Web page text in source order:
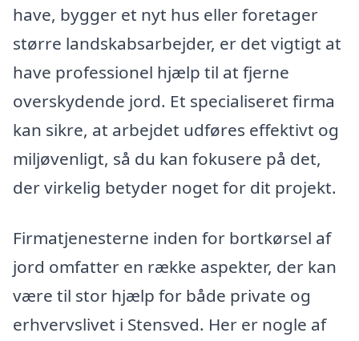
have, bygger et nyt hus eller foretager
større landskabsarbejder, er det vigtigt at
have professionel hjælp til at fjerne
overskydende jord. Et specialiseret firma
kan sikre, at arbejdet udføres effektivt og
miljøvenligt, så du kan fokusere på det,
der virkelig betyder noget for dit projekt.
Firmatjenesterne inden for bortkørsel af
jord omfatter en række aspekter, der kan
være til stor hjælp for både private og
erhvervslivet i Stensved. Her er nogle af